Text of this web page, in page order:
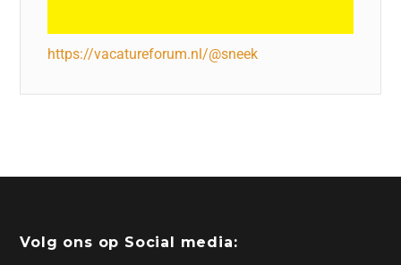
https://vacatureforum.nl/@sneek
Volg ons op Social media: